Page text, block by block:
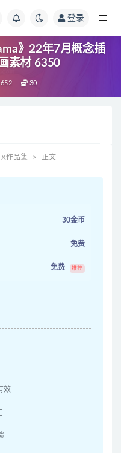
登录
》22年7月概念插
素材 6350
30
X作品集 正文
30金币
免费
免费 推荐
效